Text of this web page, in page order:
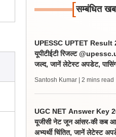
[सम्बंधित
UPESSC UPTET Result
यूपीटीईटी रिजल्ट
जल्द, जानें लेटेस्ट अपडेट, पासिंग
Santosh Kumar | 2 mins read
UGC NET Answer Key
यूजीसी नेट जून आंसर-की कब
अभ्यर्थी चिंतित, जानें लेटेस्ट